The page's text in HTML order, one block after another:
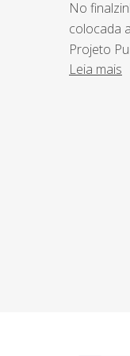
No
colocada
Projeto
Leia mais